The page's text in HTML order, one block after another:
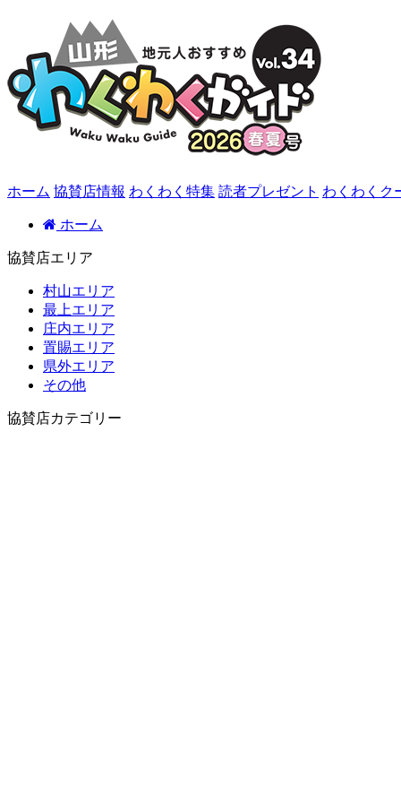
ホーム 協賛店情報 わくわく特集 読者プレゼント わくわくク
ホーム
協賛店エリア
村山エリア
最上エリア
庄内エリア
置賜エリア
県外エリア
その他
協賛店カテゴリー